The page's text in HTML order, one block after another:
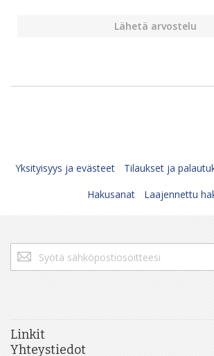
Lähetä arvostelu
Yksityisyys ja evästeet Tilaukset ja
Hakusanat
Laajennettu
Tilaa
uutiskirjeemme:
Linkit
Yhteystiedot